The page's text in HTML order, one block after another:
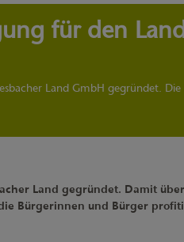
für den
Land GmbH gegründet. Die
Land gegründet. Damit
Bürgerinnen und Bürger